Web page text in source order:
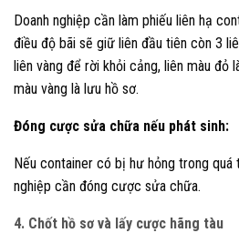
Doanh nghiệp cần làm phiếu liên hạ
điều độ bãi sẽ giữ liên đầu tiên còn 3
liên vàng để rời khỏi cảng, liên màu đỏ
màu vàng là lưu hồ sơ.
Đóng cược sửa chữa nếu phát sinh:
Nếu container có bị hư hỏng trong quá
nghiệp cần đóng cược sửa chữa.
4. Chốt hồ sơ và lấy cược hãng tàu